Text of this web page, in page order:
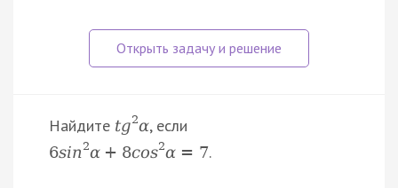
Найдите tg2α, если
6sin 2α + 8cos2α = 7.